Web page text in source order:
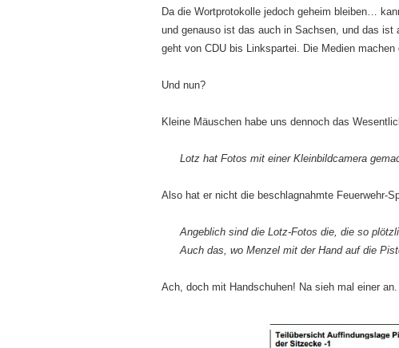
Da die Wortprotokolle jedoch geheim bleiben…
und genauso ist das auch in Sachsen, und das ist
geht von CDU bis Linkspartei. Die Medien machen
Und nun?
Kleine Mäuschen habe uns dennoch das
Lotz hat Fotos mit einer Kleinbildcamera
Also hat er nicht die beschlagnahmte Feuerwehr-
Angeblich sind die Lotz-Fotos die, die so
Auch das, wo Menzel mit der Hand auf die
Ach, doch mit Handschuhen! Na sieh mal einer an.